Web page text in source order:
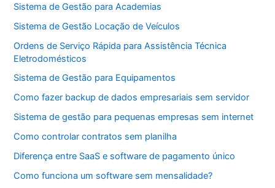
Sistema de Gestão para Academias
Sistema de Gestão Locação de Veículos
Ordens de Serviço Rápida para Assistência Técnica
Eletrodomésticos
Sistema de Gestão para Equipamentos
Como fazer backup de dados empresariais sem servidor
Sistema de gestão para pequenas empresas sem internet
Como controlar contratos sem planilha
Diferença entre SaaS e software de pagamento único
Como funciona um software sem mensalidade?